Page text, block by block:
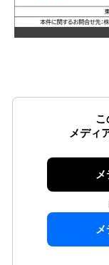
こ
メディ